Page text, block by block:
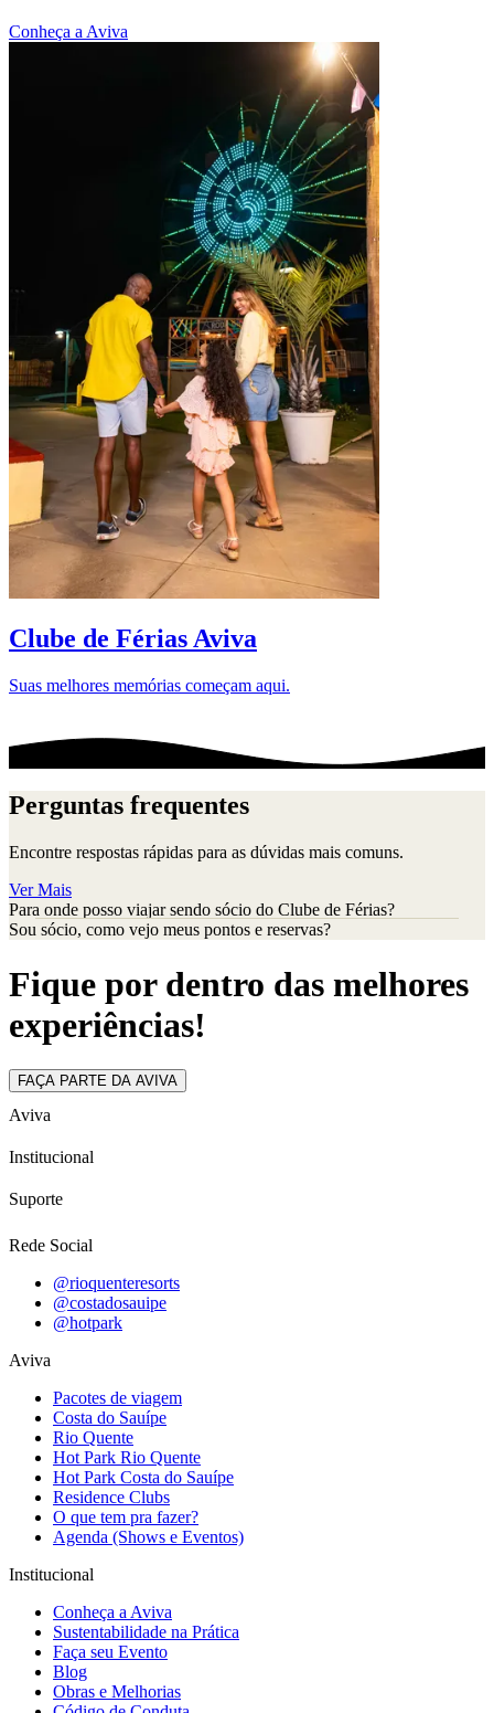
Conheça a Aviva
Clube de Férias Aviva
Suas melhores memórias começam aqui.
Perguntas frequentes
Encontre respostas rápidas para as dúvidas mais comuns.
Ver Mais
Para onde posso viajar sendo sócio do Clube de Férias?
Sou sócio, como vejo meus pontos e reservas?
Fique por dentro das melhores
experiências!
FAÇA PARTE DA AVIVA
Aviva
Institucional
Suporte
Rede Social
@rioquenteresorts
@costadosauipe
@hotpark
Aviva
Pacotes de viagem
Costa do Sauípe
Rio Quente
Hot Park Rio Quente
Hot Park Costa do Sauípe
Residence Clubs
O que tem pra fazer?
Agenda (Shows e Eventos)
Institucional
Conheça a Aviva
Sustentabilidade na Prática
Faça seu Evento
Blog
Obras e Melhorias